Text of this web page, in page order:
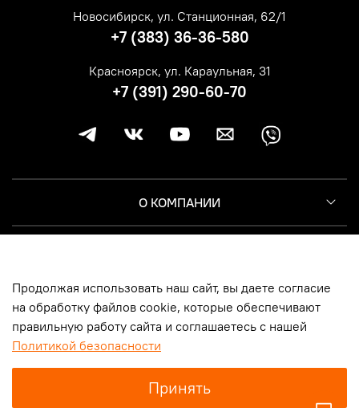
О КОМПАНИИ
ИНФОРМАЦИЯ
Новосибирск, ул. Станционная, 62/1
+7 (383) 36-36-580
Красноярск, ул. Караульная, 31
+7 (391) 290-60-70
Самара | Санкт-Петербург | Красноярск, ООО «Мототрейд», ИНН
Продолжая использовать наш сайт, вы даете согласие
на обработку файлов cookie, которые обеспечивают
правильную работу сайта и соглашаетесь с нашей
Политикой безопасности
Принять